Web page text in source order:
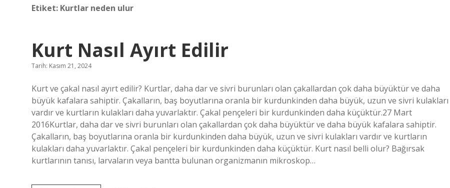
Etiket: Kurtlar neden ulur
Kurt Nasıl Ayırt Edilir
Tarih: Kasım 21, 2024
Kurt ve çakal nasıl ayırt edilir? Kurtlar, daha dar ve sivri burunları olan çakallardan çok daha büyüktür ve daha
büyük kafalara sahiptir. Çakalların, baş boyutlarına oranla bir kurdunkinden daha büyük, uzun ve sivri kulakları
vardır ve kurtların kulakları daha yuvarlaktır. Çakal pençeleri bir kurdunkinden daha küçüktür.27 Mart
2016Kurtlar, daha dar ve sivri burunları olan çakallardan çok daha büyüktür ve daha büyük kafalara sahiptir.
Çakalların, baş boyutlarına oranla bir kurdunkinden daha büyük, uzun ve sivri kulakları vardır ve kurtların
kulakları daha yuvarlaktır. Çakal pençeleri bir kurdunkinden daha küçüktür. Kurt nasıl belli olur? Bağırsak
kurtlarının tanısı, larvaların veya bantta bulunan organizmanın mikroskop…